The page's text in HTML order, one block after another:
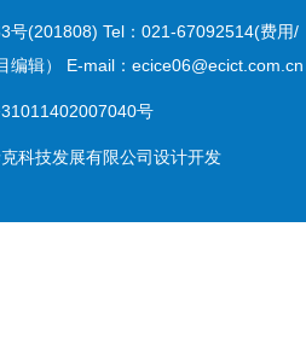
号(201808) Tel：021-67092514(费用/
编辑） E-mail：ecice06@ecict.com.cn
号
科技发展有限公司设计开发